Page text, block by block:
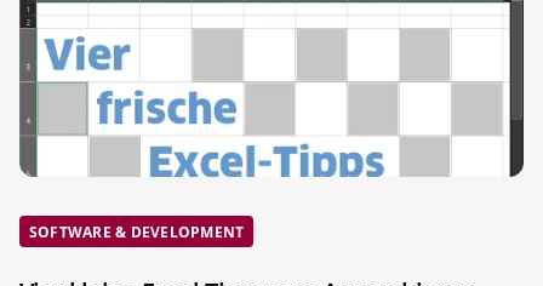
SOFTWARE & DEVELOPMENT